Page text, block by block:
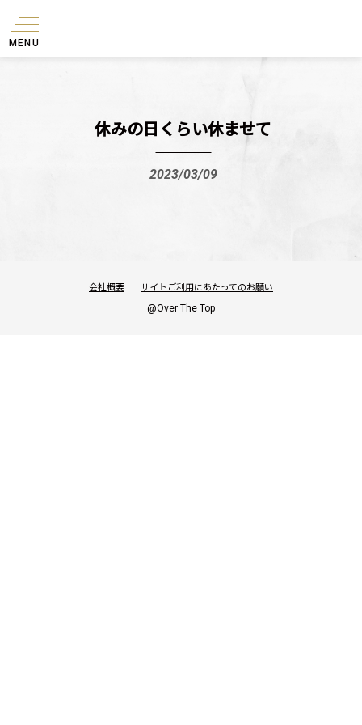
MENU
休みの日くらい休ませて
2023/03/09
会社概要 サイトご利用にあたってのお願い
@Over The Top